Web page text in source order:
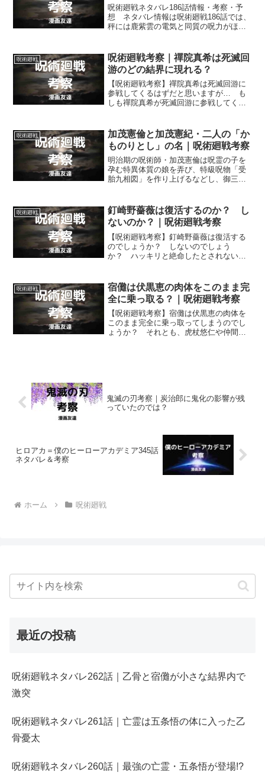
呪術廻戦ネタバレ186話情報・考察・予
想 ネタバレ情報は呪術廻戦186話では、
秤には鹿紫雲の電気と同質の呪力がほと
呪術廻戦
呪術廻戦考察｜禪院真希は死滅回
游のどの結界に現れる？
【呪術廻戦考察】禪院真希は死滅回游に
参戦してくるはずだと思いますが… も
しも禪院真希が死滅回游に参戦してくる
呪術廻戦
加茂憲倫と加茂憲紀・二人の「か
ものりとし」の名｜呪術廻戦考察
明治期の呪術師・加茂憲倫は呪霊の子を
孕む特異体質の娘を弄び、特級呪物「受
胎九相図」を作り上げるなどし、御三家
読みの「かものりとし」という名を付け
られたのでしょうか？
呪術廻戦
釘崎野薔薇は復活するのか？ し
ないのか？｜呪術廻戦考察
【呪術廻戦考察】釘崎野薔薇は復活する
のでしょうか？ しないのでしょう
か？ ハッキリと絶命したとされないま
が。
呪術廻戦
宿儺は伏黒恵の肉体をこのまま完
全に乗っ取る？｜呪術廻戦考察
【呪術廻戦考察】宿儺は伏黒恵の肉体を
このまま完全に乗っ取ってしまうのでし
ょうか？ それとも、虎杖悠仁や仲間た
鬼滅の刃考察｜炭治郎に鬼化の影響が残
っていたのでは？
ヒロアカ＝僕のヒーローアカデミア345話
ネタバレ＆考察
ホーム 呪術廻戦
最近の投稿
呪術廻戦ネタバレ262話｜乙骨と宿儺が小さな結界内で
激突
呪術廻戦ネタバレ261話｜亡霊は五条悟の体に入った乙
骨憂太
呪術廻戦ネタバレ260話｜最強の亡霊・五条悟が登場!?